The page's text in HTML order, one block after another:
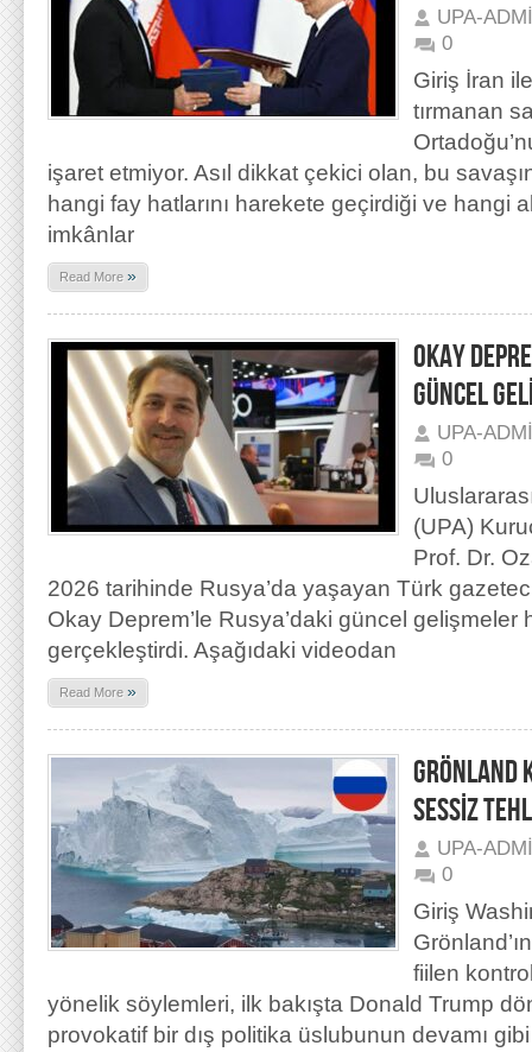
UPA-
0
Giriş İran
tırmanan
işaret etmiyor. Asıl dikkat çekici olan, bu
hangi fay hatlarını harekete geçirdiği ve hangi
imkânlar
Read More »
OKAY
GÜNCEL
UPA-
0
(UPA)
Prof. Dr.
2026 tarihinde Rusya’da yaşayan Türk
Okay Deprem’le Rusya’daki güncel gelişmeler
gerçekleştirdi. Aşağıdaki videodan
Read More »
GRÖNLAND
SESSİZ
UPA-
0
Giriş
fiilen
yönelik söylemleri, ilk bakışta Donald Trump
provokatif bir dış politika üslubunun devamı